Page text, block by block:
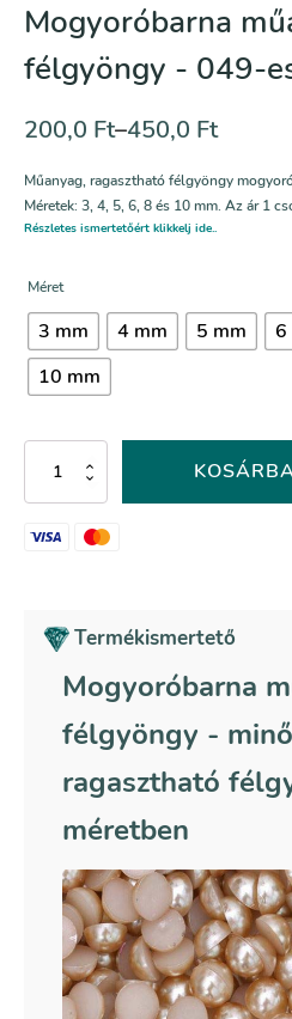
Mogyoróbarna
félgyöngy - 049-
200,0 Ft–450,0 Ft
Műanyag, ragasztható félgyöngy
Méretek: 3, 4, 5, 6, 8 és 10 mm. Az ár 1
Részletes ismertetőért klikkelj ide..
Méret
3 mm 4 mm 5 mm 6
10 mm
Mogyoróbarna
műanyag
félgyöngy
Termékismertető
Mogyoróbarna
félgyöngy -
ragasztható
méretben